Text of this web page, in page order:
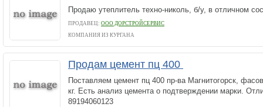
Продаю утеплитель техно-николь, б/у, в отличном
ПРОДАВЕЦ: ООО ДОРСТРОЙСЕРВИС
КОМПАНИЯ ИЗ КУРГАНА
Продам цемент пц 400
Поставляем цемент пц 400 пр-ва Магнитогорск,
кг. Есть анализ цемента о подтверждении марки.
89194060123